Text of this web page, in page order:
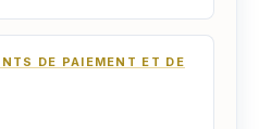
DE PAIEMENT ET DE